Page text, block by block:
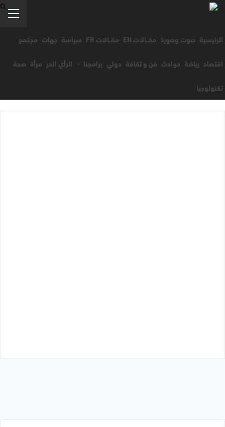
الرئيسية صوت وصورة مقــالات EN مقــالات FR سياسة جهات مجتمع
اقتصاد رياضة حوادث فن و ثقافة دولي برامجنا الرأي الحر مرأة صحة
تكنولوجيا